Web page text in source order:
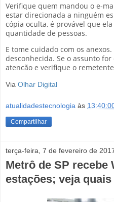
Verifique quem mandou o e-
estar direcionada a ninguém
cópia oculta, é provável que
quantidade de pessoas.
E tome cuidado com os
desconhecida. Se o assunto
atencão e verifique o
Via Olhar Digital
atualidadestecnologia às
Compartilhar
terça-feira, 7 de fevereiro de
Metrô de SP recebe
estações; veja quais